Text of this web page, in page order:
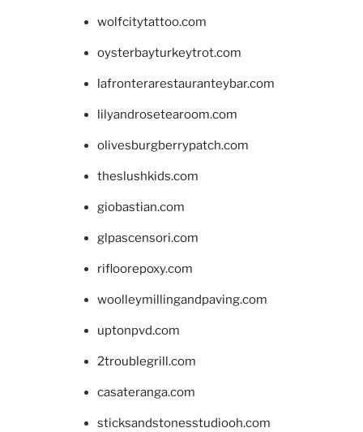
wolfcitytattoo.com
oysterbayturkeytrot.com
lafronterarestauranteybar.com
lilyandrosetearoom.com
olivesburgberrypatch.com
theslushkids.com
giobastian.com
glpascensori.com
rifloorepoxy.com
woolleymillingandpaving.com
uptonpvd.com
2troublegrill.com
casateranga.com
sticksandstonesstudiooh.com